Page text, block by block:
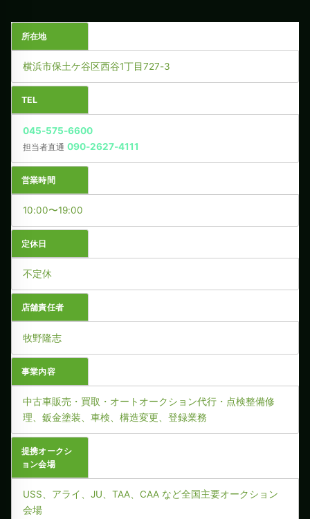
所在地
横浜市保土ケ谷区西谷1丁目727-3
TEL
045-575-6600
担当者直通 090-2627-4111
営業時間
10:00〜19:00
定休日
不定休
店舗責任者
牧野隆志
事業内容
中古車販売・買取・オートオークション代行・点検整備修
理、鈑金塗装、車検、構造変更、登録業務
提携オークシ
ョン会場
USS、アライ、JU、TAA、CAA など全国主要オークション
会場